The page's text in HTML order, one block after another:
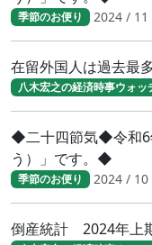
季節のお便り 2024 / 11
在留外国人は過去最
八木宏之の経済時事ウォッ
◆二十四節気◆令和6
う）」です。◆
季節のお便り 2024 / 10
倒産統計 2024年上